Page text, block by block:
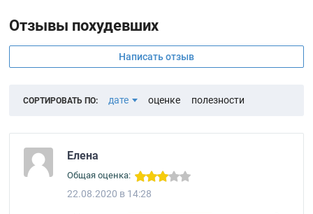
Отзывы похудевших
Написать отзыв
СОРТИРОВАТЬ ПО: дате оценке полезности
Елена
Общая оценка:
22.08.2020 в 14:28